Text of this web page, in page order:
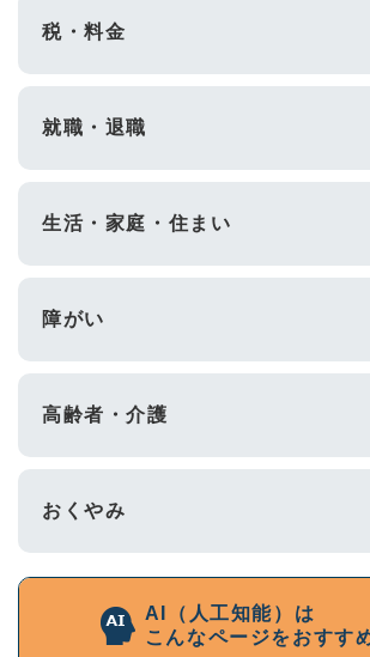
税・料金
就職・退職
生活・家庭・住まい
障がい
高齢者・介護
おくやみ
AI（人工知能）は
こんなページをおすす